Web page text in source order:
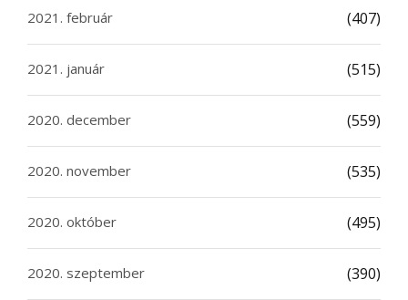
2021. február (407)
2021. január (515)
2020. december (559)
2020. november (535)
2020. október (495)
2020. szeptember (390)